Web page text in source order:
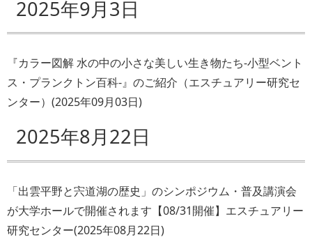
2025年9月3日
『カラー図解 水の中の小さな美しい生き物たち-小型ベント
ス・プランクトン百科-』のご紹介（エスチュアリー研究セ
ンター） (2025年09月03日)
2025年8月22日
「出雲平野と宍道湖の歴史」のシンポジウム・普及講演会
が大学ホールで開催されます【08/31開催】エスチュアリー
研究センター(2025年08月22日)